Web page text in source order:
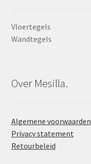
Vloertegels
Wandtegels
Over Mesilla.
Algemene voorwaarden
Privacy statement
Retourbeleid